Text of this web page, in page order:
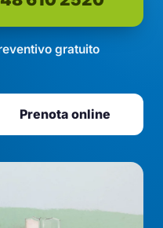
gratuito
Prenota online